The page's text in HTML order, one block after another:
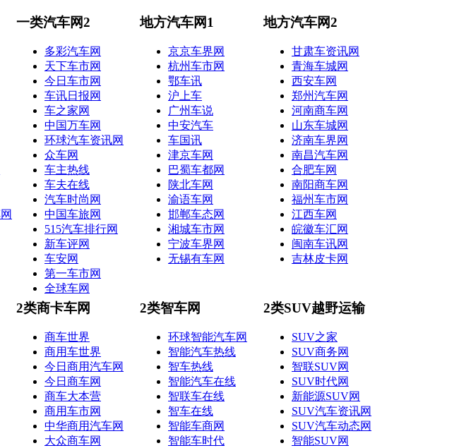
一类汽车网2
多彩汽车网
天下车市网
今日车市网
车讯日报网
车之家网
中国万车网
环球汽车资讯网
众车网
车主热线
车夫在线
汽车时尚网
中国车旅网
515汽车排行网
新车评网
车安网
第一车市网
全球车网
地方汽车网1
京京车界网
杭州车市网
鄂车讯
沪上车
广州车说
中安汽车
车国讯
津京车网
巴蜀车都网
陕北车网
渝语车网
邯郸车态网
湘城车市网
宁波车界网
无锡有车网
地方汽车网2
甘肃车资讯网
青海车城网
西安车网
郑州汽车网
河南商车网
山东车城网
济南车界网
南昌汽车网
合肥车网
南阳商车网
福州车市网
江西车网
皖徽车汇网
闽南车讯网
吉林皮卡网
2类商卡车网
商车世界
商用车世界
今日商用汽车网
今日商车网
商车大本营
商用车市网
中华商用汽车网
大众商车网
2类智车网
环球智能汽车网
智能汽车热线
智车热线
智能汽车在线
智联车在线
智车在线
智能车商网
智能车时代
2类SUV越野运输
SUV之家
SUV商务网
智联SUV网
SUV时代网
新能源SUV网
SUV汽车资讯网
SUV汽车动态网
智能SUV网